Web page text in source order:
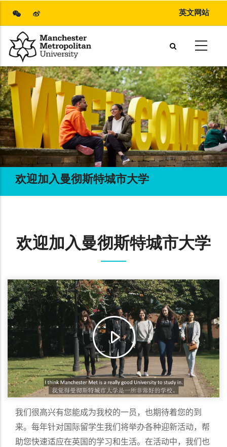
main
content
英文网站
欢迎加入曼彻斯特城市大学
欢迎加入曼彻斯特城市大学
我们很高兴有您能成为我校的一员，也期待着您的到
来。每年针对国际留学生我们将举办各种迎新活动，帮
助您快速适应在英国的学习和生活。在活动中，我们也